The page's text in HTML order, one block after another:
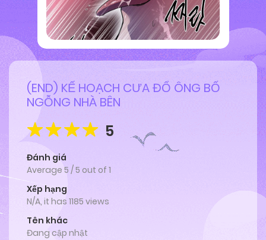
(END) KẾ HOẠCH CƯA ĐỔ ÔNG BỐ
NGỖNG NHÀ BÊN
5
Đánh giá
Average 5 /5 out of 1
Xếp hạng
N/A, it has 1185 views
Tên khác
Đang cập nhật